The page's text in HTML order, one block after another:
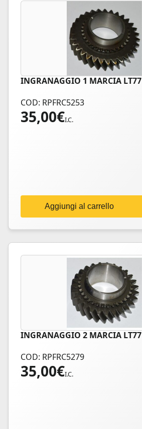
INGRANAGGIO 1 MARCIA LT77
COD: RPFRC5253
35,00€I.C.
Aggiungi al carrello
INGRANAGGIO 2 MARCIA LT77
COD: RPFRC5279
35,00€I.C.